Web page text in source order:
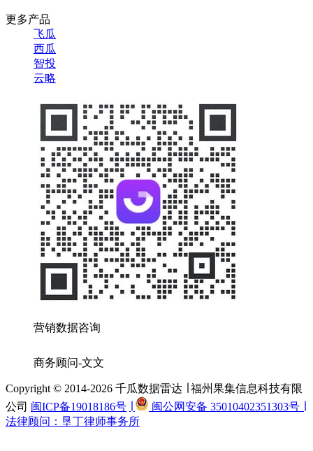
更多产品
飞瓜
西瓜
智投
云略
营销数据咨询
商务顾问-文文
Copyright © 2014-2026 千瓜数据雷达 ∣ 福州果集信息科技有限
公司 闽ICP备19018186号
闽公网安备 35010402351303号 ∣
法律顾问：垦丁律师事务所